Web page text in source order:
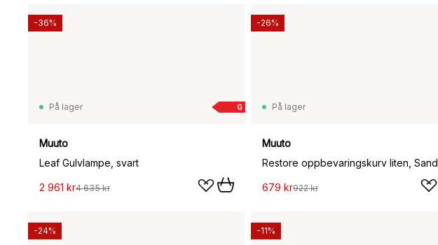
G
På lager
Muuto
Leaf Gulvlampe, svart
2 961 kr4 635 kr
-36%
På lager
Muuto
Restore oppbevaringskurv liten, Sand
679 kr922 kr
-26%
-24% -11%